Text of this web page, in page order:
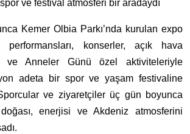
ve festival atmosferi bir aradaydı
Kemer Olbia Parkı’nda kurulan expo
performansları, konserler, açık hava
ve Anneler Günü özel aktiviteleriyle
adeta bir spor ve yaşam festivaline
ve ziyaretçiler üç gün boyunca
doğası, enerjisi ve Akdeniz atmosferini